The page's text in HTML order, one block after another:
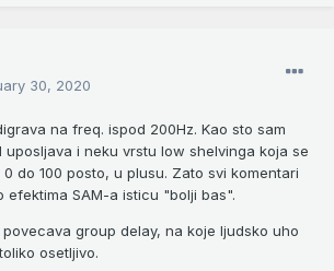
30, 2020
na freq. ispod 200Hz. Kao sto sam
uposljava i neku vrstu low shelvinga koja se
do 100 posto, u plusu. Zato svi komentari
efektima SAM-a isticu "bolji bas".
group delay, na koje ljudsko uho
osetljivo.